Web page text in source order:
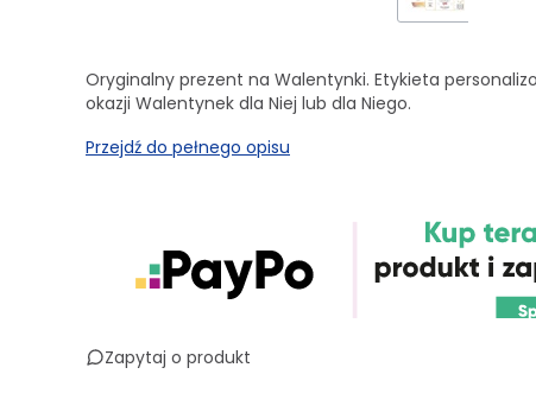
Oryginalny prezent na Walentynki. Etykieta
okazji Walentynek dla Niej lub dla Niego.
Przejdź do pełnego opisu
Zapytaj o produkt